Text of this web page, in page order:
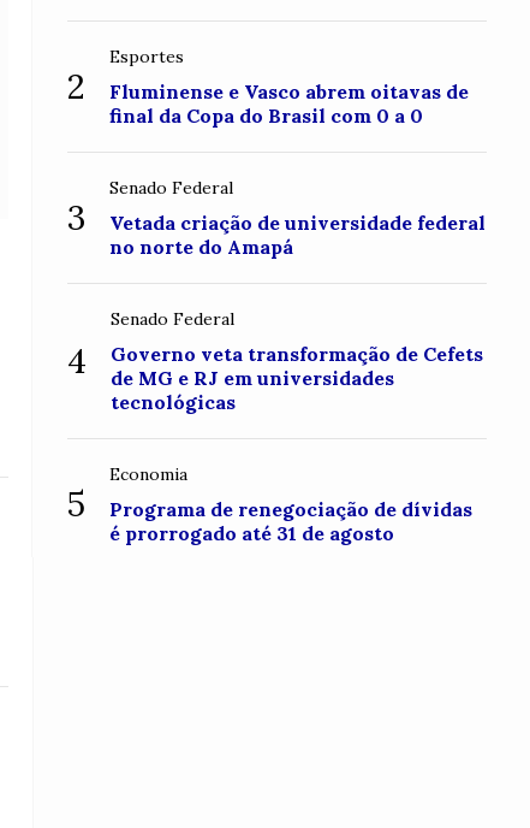
2
Esportes
Fluminense e Vasco abrem oitavas de
final da Copa do Brasil com 0 a 0
3
Senado Federal
Vetada criação de universidade federal
no norte do Amapá
4
Senado Federal
Governo veta transformação de Cefets
de MG e RJ em universidades
tecnológicas
5
Economia
Programa de renegociação de dívidas
é prorrogado até 31 de agosto